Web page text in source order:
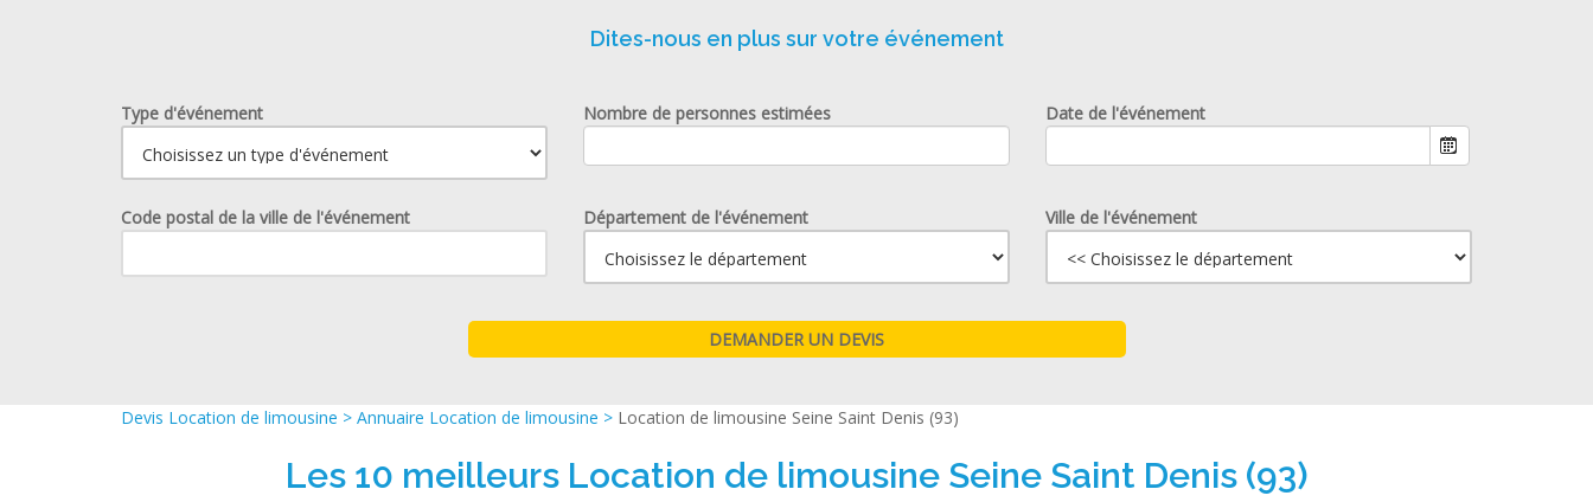
Dites-nous en plus sur votre événement
Type d'événement Nombre de personnes estimées
Date de l'événement
Code postal de la ville de l'événement Département de l'événement Ville de l'événement
Devis Location de limousine > Annuaire Location de limousine > Location de limousine Seine Saint Denis (93)
Les 10 meilleurs Location de limousine Seine Saint Denis (93)